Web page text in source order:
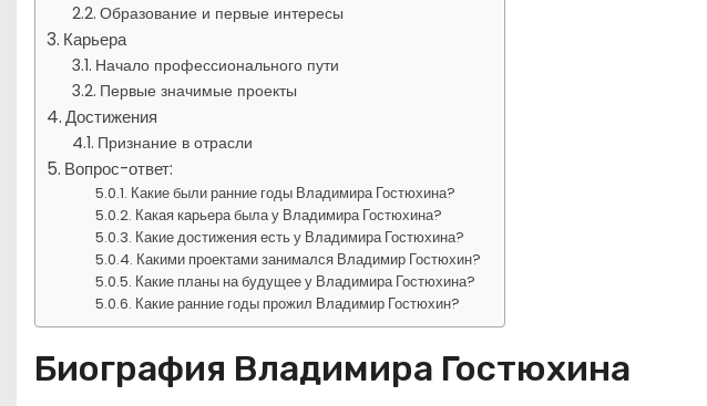
Образование и первые интересы
Карьера
Начало профессионального пути
Первые значимые проекты
Достижения
Признание в отрасли
Вопрос-ответ:
Какие были ранние годы Владимира Гостюхина?
Какая карьера была у Владимира Гостюхина?
Какие достижения есть у Владимира Гостюхина?
Какими проектами занимался Владимир Гостюхин?
Какие планы на будущее у Владимира Гостюхина?
Какие ранние годы прожил Владимир Гостюхин?
Биография Владимира Гостюхина